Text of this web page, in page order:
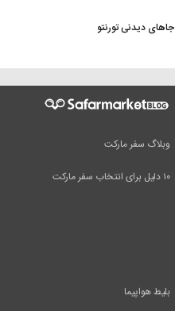
جاهای دیدنی تورنتو
وبلاگ سفر مارکت
۱۰ دلیل برای انتخاب سفر مارکت
بلیط هواپیما